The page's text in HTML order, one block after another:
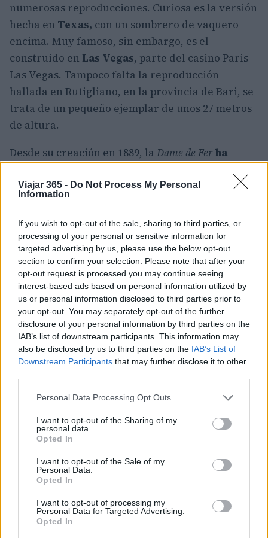
Viajar 365 - Do Not Process My Personal
Information
If you wish to opt-out of the sale, sharing to third parties, or
processing of your personal or sensitive information for
targeted advertising by us, please use the below opt-out
section to confirm your selection. Please note that after your
opt-out request is processed you may continue seeing
interest-based ads based on personal information utilized by
us or personal information disclosed to third parties prior to
your opt-out. You may separately opt-out of the further
disclosure of your personal information by third parties on the
IAB’s list of downstream participants. This information may
also be disclosed by us to third parties on the IAB’s List of
Downstream Participants that may further disclose it to other
Please note that this website/app uses one or more Google
not limited to your visit or usage behaviour. You may click to
grant or deny consent to Google and its third-party tags to
use your data for below specified purposes in below Google
consent section.
Personal Data Processing Opt Outs
I want to opt-out of the Sharing of my
personal data.
Opted In
I want to opt-out of the Sale of my
Personal Data.
Opted In
I want to opt-out of processing my
Personal Data for Targeted Advertising.
Opted In
numerosas reproducciones. Curiosa es la versión
hecha en Texas, con un sombrero de vaquero
encima. Muy famoso, sin embargo, es el
construido en Las Vegas, parte del casino Paris
Las Vegas. Tampoco falta la reproducción
hallada en Rutigliano, en la provincia de Bari, se
trata de un pequeño ejemplar de unos 27 metros
de altura.
Desde su creación en 1889, la Dame de Fer ha
lo mandó pintar de rojo; a mediados del siglo XX
bronce y el amarillo ocre. Hoy está pintado con
“marrón Eiffel” en tres tonos diferentes,
comenzando desde el más oscuro en la parte
inferior hasta el más claro en la parte superior.
AUTOR
Redacción Viajar365.com